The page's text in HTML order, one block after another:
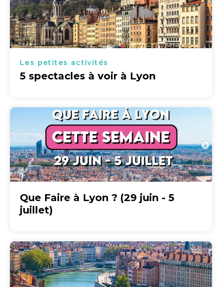
Les petites activités
5 spectacles à voir à Lyon
Que Faire à Lyon ? (29 juin - 5
juillet)